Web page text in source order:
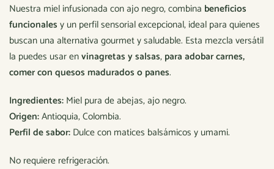
Nuestra miel infusionada con ajo negro, combina beneficios
funcionales y un perfil sensorial excepcional, ideal para quienes
buscan una alternativa gourmet y saludable. Esta mezcla versátil
la puedes usar envinagretas y salsas, para adobar carnes,
comer con quesos madurados o panes.
Ingredientes: Miel pura de abejas, ajo negro.
Origen:Antioquia, Colombia.
Perfil de sabor: Dulce con matices balsámicos y umami.
No requiere refrigeración.